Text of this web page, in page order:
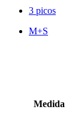
3 picos
M+S
Medida